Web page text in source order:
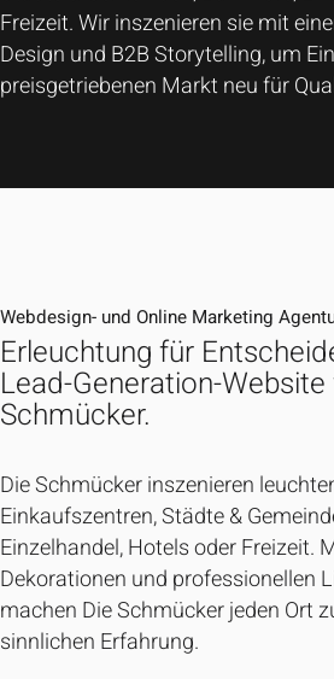
Freizeit. Wir inszenieren sie mit
Design und B2B Storytelling, um
preisgetriebenen Markt neu für
Webdesign- und Online Marketing
Erleuchtung für
Lead-Generation-Website
Schmücker.
Die Schmücker inszenieren
Einkaufszentren, Städte &
Einzelhandel, Hotels oder Freizeit.
Dekorationen und professionellen
machen Die Schmücker jeden Ort
sinnlichen Erfahrung.